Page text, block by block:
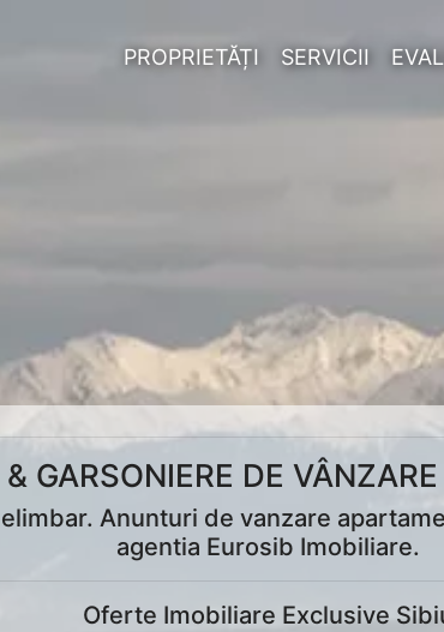
PROPRIETĂȚI SERVICII
GARSONIERE DE
Anunturi de vanzare
agentia Eurosib Imobiliare.
Oferte Imobiliare Exclusive